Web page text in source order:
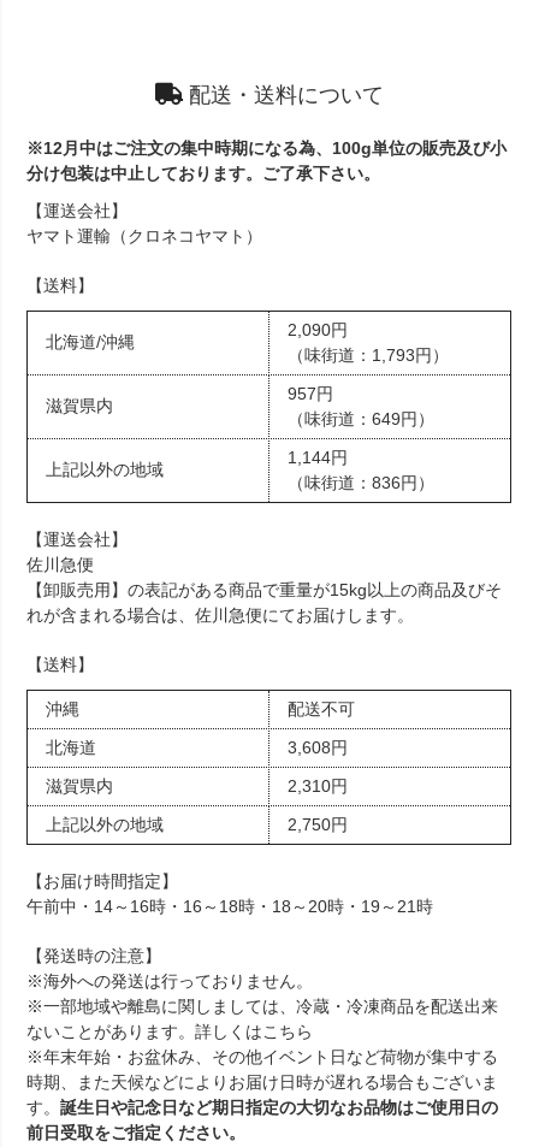
配送・送料について
※12月中はご注文の集中時期になる為、100g単位の販売及び小
分け包装は中止しております。ご了承下さい。
【運送会社】
ヤマト運輸（クロネコヤマト）
【送料】
北海道/沖縄
2,090円
（味街道：1,793円）
滋賀県内
957円
（味街道：649円）
上記以外の地域
1,144円
（味街道：836円）
【運送会社】
佐川急便
【卸販売用】の表記がある商品で重量が15kg以上の商品及びそ
れが含まれる場合は、佐川急便にてお届けします。
【送料】
沖縄
配送不可
北海道
3,608円
滋賀県内
2,310円
上記以外の地域
2,750円
【お届け時間指定】
午前中・14～16時・16～18時・18～20時・19～21時
【発送時の注意】
※海外への発送は行っておりません。
※一部地域や離島に関しましては、冷蔵・冷凍商品を配送出来
ないことがあります。詳しくはこちら
※年末年始・お盆休み、その他イベント日など荷物が集中する
時期、また天候などによりお届け日時が遅れる場合もございま
す。誕生日や記念日など期日指定の大切なお品物はご使用日の
前日受取をご指定ください。